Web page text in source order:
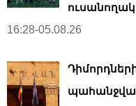
16:28-05.08.26